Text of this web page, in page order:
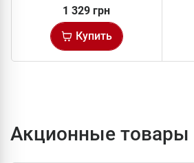
1 329 грн
Купить
Акционные товары